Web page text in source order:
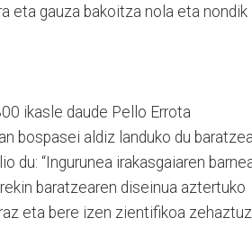
eta gauza bakoitza nola eta nondik
ikasle daude Pello Errota
bospasei aldiz landuko du baratzea.
du: “Ingurunea irakasgaiaren
baratzearen diseinua aztertuko
eta bere izen zientifikoa